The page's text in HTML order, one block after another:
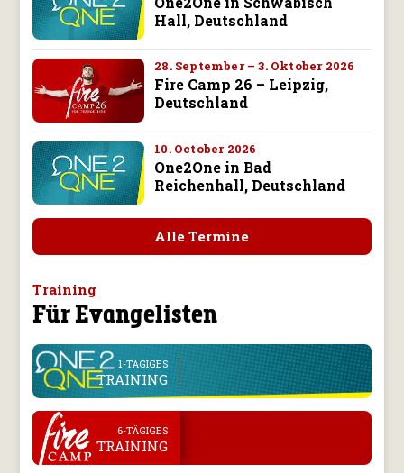
Hall, Deutschland
28. September – 3. Oktober 2026
Fire Camp 26 – Leipzig,
Deutschland
10. October 2026
One2One in Bad
Reichenhall, Deutschland
Alle Termine
Training
Für Evangelisten
1-TÄGIGES
TRAINING
. 6-TÄGIGES
TRAINING